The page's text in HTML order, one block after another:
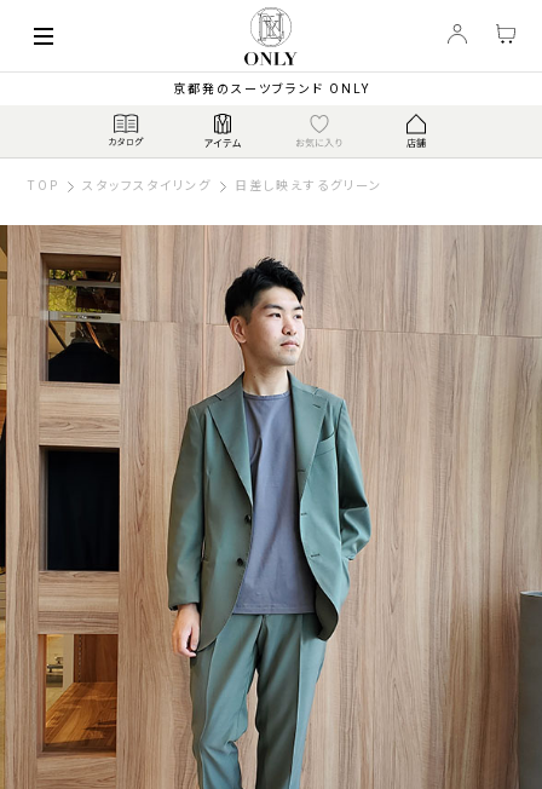
京都発のスーツブランド ONLY
TOP スタッフスタイリング 日差し映えするグリーン